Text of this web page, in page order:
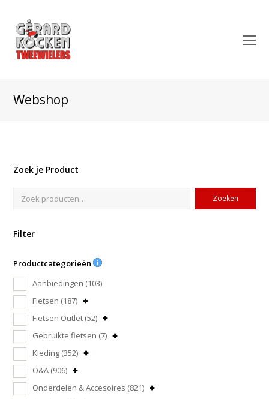
Webshop
Zoek je Product
Zoeken
Filter
Productcategorieën
Aanbiedingen (103)
Fietsen (187)
Fietsen Outlet (52)
Gebruikte fietsen (7)
Kleding (352)
O&A (906)
Onderdelen & Accesoires (821)